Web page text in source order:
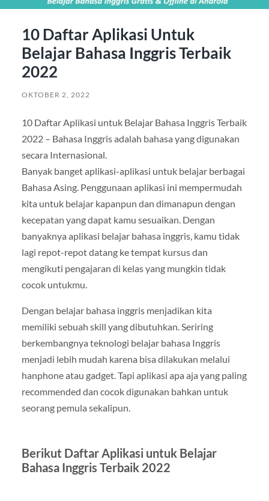
10 Daftar Aplikasi Untuk
Belajar Bahasa Inggris Terbaik
2022
OKTOBER 2, 2022
10 Daftar Aplikasi untuk Belajar Bahasa Inggris Terbaik
2022 – Bahasa Inggris adalah bahasa yang digunakan
secara Internasional.
Banyak banget aplikasi-aplikasi untuk belajar berbagai
Bahasa Asing. Penggunaan aplikasi ini mempermudah
kita untuk belajar kapanpun dan dimanapun dengan
kecepatan yang dapat kamu sesuaikan. Dengan
banyaknya aplikasi belajar bahasa inggris, kamu tidak
lagi repot-repot datang ke tempat kursus dan
mengikuti pengajaran di kelas yang mungkin tidak
cocok untukmu.
Dengan belajar bahasa inggris menjadikan kita
memiliki sebuah skill yang dibutuhkan. Seriring
berkembangnya teknologi belajar bahasa Inggris
menjadi lebih mudah karena bisa dilakukan melalui
hanphone atau gadget. Tapi aplikasi apa aja yang paling
recommended dan cocok digunakan bahkan untuk
seorang pemula sekalipun.
Berikut Daftar Aplikasi untuk Belajar
Bahasa Inggris Terbaik 2022